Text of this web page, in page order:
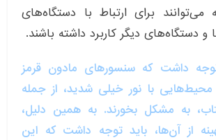
برای ارتباط با دستگاه‌های
دستگاه‌های دیگر کاربرد داشته باشند.
داشت که سنسورهای مادون قرمز
با نور خیلی شدید، از جمله
به مشکل بخورند. به همین دلیل،
از آن‌ها، باید توجه داشت که این